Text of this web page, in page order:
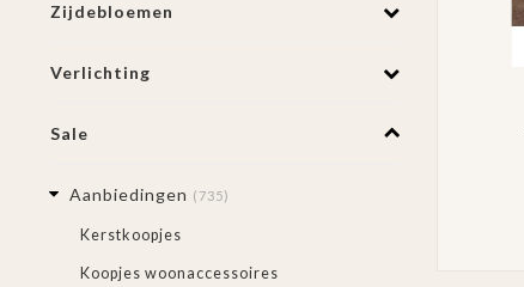
Zijdebloemen
Verlichting
Sale
Aanbiedingen (735)
Kerstkoopjes
Koopjes woonaccessoires